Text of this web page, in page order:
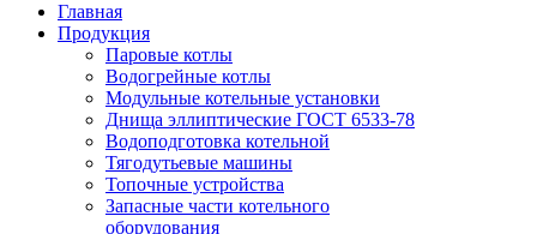
Главная
Продукция
Паровые котлы
Водогрейные котлы
Модульные котельные установки
Днища эллиптические ГОСТ 6533-78
Водоподготовка котельной
Тягодутьевые машины
Топочные устройства
Запасные части котельного
оборудования